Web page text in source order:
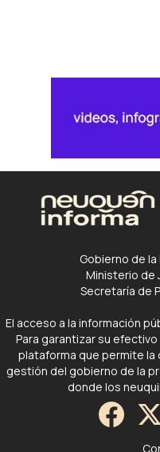
Gobierno de
Ministerio de
Secretaría de
El acceso a la información
Para garantizar su
plataforma que permite la
gestión del gobierno de la
donde los